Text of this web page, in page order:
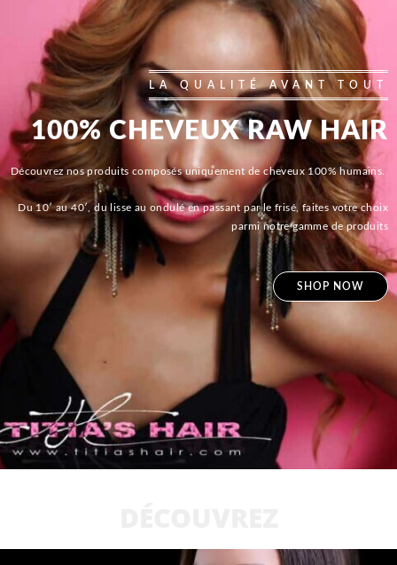
LA QUALITÉ AVANT TOUT
100% CHEVEUX RAW HAIR
Découvrez nos produits composés uniquement de cheveux 100% humains.
Du 10′ au 40′, du lisse au ondulé en passant par le frisé, faites votre choix
parmi notre gamme de produits
SHOP NOW